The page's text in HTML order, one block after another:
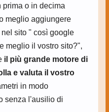
prima o in decima
meglio aggiungere
sito " così google
meglio il vostro sito?",
il più grande motore di
e valuta il vostro
in modo
senza l'ausilio di